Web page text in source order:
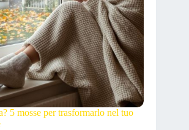
5 mosse per trasformarlo nel tuo